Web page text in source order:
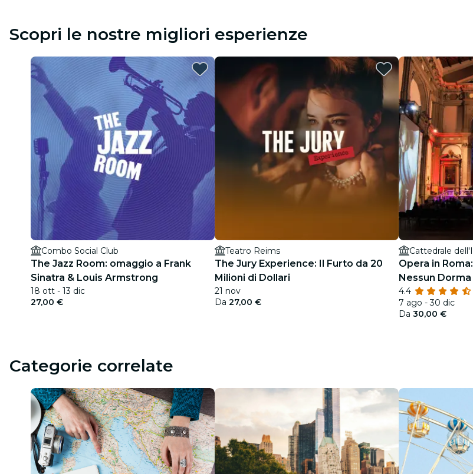
Scopri le nostre migliori esperienze
Combo Social Club
The Jazz Room: omaggio a Frank
Sinatra & Louis Armstrong
18 ott - 13 dic
27,00 €
Teatro Reims
The Jury Experience: Il Furto da 20
Milioni di Dollari
21 nov
Da 27,00 €
Cattedrale
Opera in
Nessun
dell'Immagine
4.4
7 ago - 30 dic
Da 30,00 €
Categorie correlate